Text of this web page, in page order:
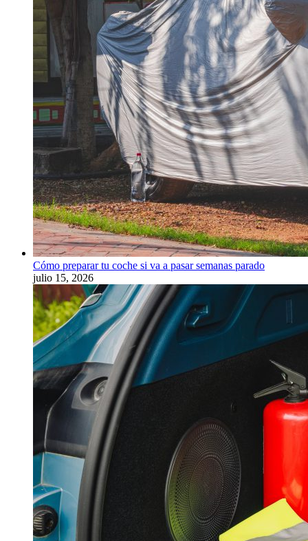
Cómo preparar tu coche si va a pasar semanas parado
julio 15, 2026